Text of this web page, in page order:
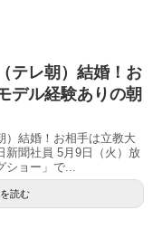
テレ朝）結婚！お
デル経験ありの朝
）結婚！お相手は立教大
新聞社員 5月9日（火）放
ショー」で...
読む